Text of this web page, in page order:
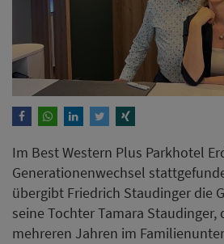
Im Best Western Plus Parkhotel
Generationenwechsel
übergibt Friedrich Staudinger die
seine Tochter Tamara Staudinger,
mehreren Jahren im